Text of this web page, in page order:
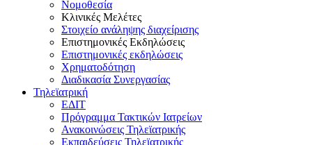
Νομοθεσία
Κλινικές Μελέτες
Στοιχείο ανάληψης διαχείρισης
Επιστημονικές Εκδηλώσεις
Επιστημονικές εκδηλώσεις
Χρηματοδότηση
Διαδικασία Συνεργασίας
Τηλεϊατρική
ΕΔΙΤ
Πρόγραμμα Τακτικών Ιατρείων
Ανακοινώσεις Τηλεϊατρικής
Εκπαιδεύσεις Τηλεϊατρικής